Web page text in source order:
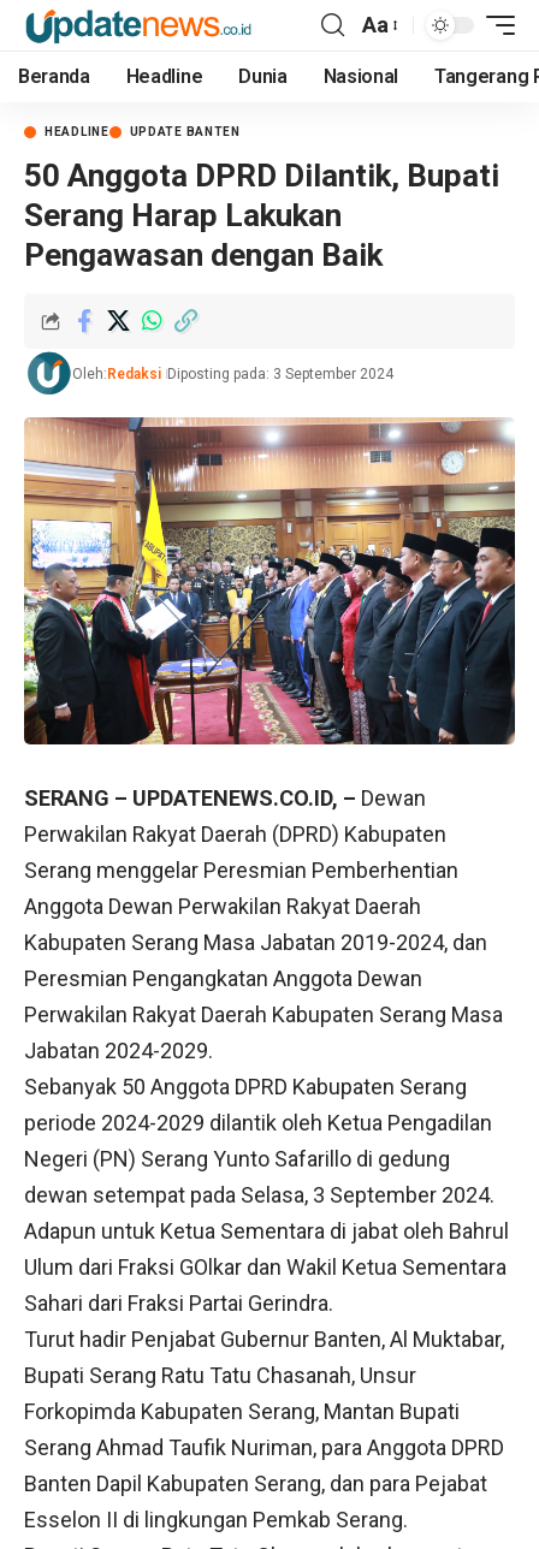
Aa
Beranda Headline Dunia Nasional Tangerang
HEADLINE UPDATE BANTEN
50 Anggota DPRD Dilantik, Bupati
Serang Harap Lakukan
Pengawasan dengan Baik
Oleh: Redaksi Diposting pada: 3 September 2024
SERANG – UPDATENEWS.CO.ID, – Dewan
Perwakilan Rakyat Daerah (DPRD) Kabupaten
Serang menggelar Peresmian Pemberhentian
Anggota Dewan Perwakilan Rakyat Daerah
Kabupaten Serang Masa Jabatan 2019-2024, dan
Peresmian Pengangkatan Anggota Dewan
Perwakilan Rakyat Daerah Kabupaten Serang Masa
Jabatan 2024-2029.
Sebanyak 50 Anggota DPRD Kabupaten Serang
periode 2024-2029 dilantik oleh Ketua Pengadilan
Negeri (PN) Serang Yunto Safarillo di gedung
dewan setempat pada Selasa, 3 September 2024.
Adapun untuk Ketua Sementara di jabat oleh Bahrul
Ulum dari Fraksi GOlkar dan Wakil Ketua Sementara
Sahari dari Fraksi Partai Gerindra.
Turut hadir Penjabat Gubernur Banten, Al Muktabar,
Bupati Serang Ratu Tatu Chasanah, Unsur
Forkopimda Kabupaten Serang, Mantan Bupati
Serang Ahmad Taufik Nuriman, para Anggota DPRD
Banten Dapil Kabupaten Serang, dan para Pejabat
Esselon II di lingkungan Pemkab Serang.